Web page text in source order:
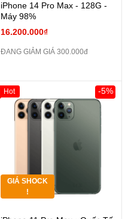
iPhone 14 Pro Max - 128G -
Máy 98%
16.200.000₫
ĐANG GIẢM GIÁ 300.000đ
GIÁ SHOCK
!
-5%
Hot